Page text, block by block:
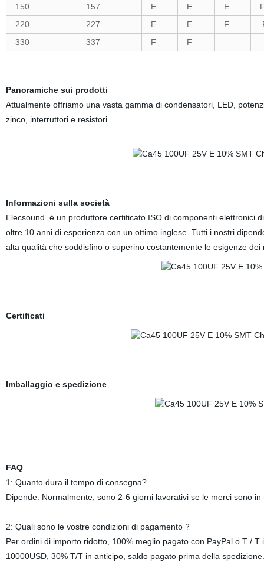
150
157 E E E
220
227 E E F
330
337 F F
Panoramiche sui prodotti
Attualmente offriamo una vasta gamma di condensatori, LED,
zinco, interruttori e resistori.
Informazioni sulla società
Elecsound è un produttore certificato ISO di componenti elettronici
oltre 10 anni di esperienza con un ottimo inglese. Tutti i nostri
alta qualità che soddisfino o superino costantemente le esigenze dei
Certificati
Imballaggio e spedizione
FAQ
1: Quanto dura il tempo di consegna?
Dipende. Normalmente, sono 2-6 giorni lavorativi se le merci sono
2: Quali sono le vostre condizioni di pagamento ?
Per ordini di importo ridotto, 100% meglio pagato con PayPal o T /
10000USD, 30% T/T in anticipo, saldo pagato prima della spedizione.